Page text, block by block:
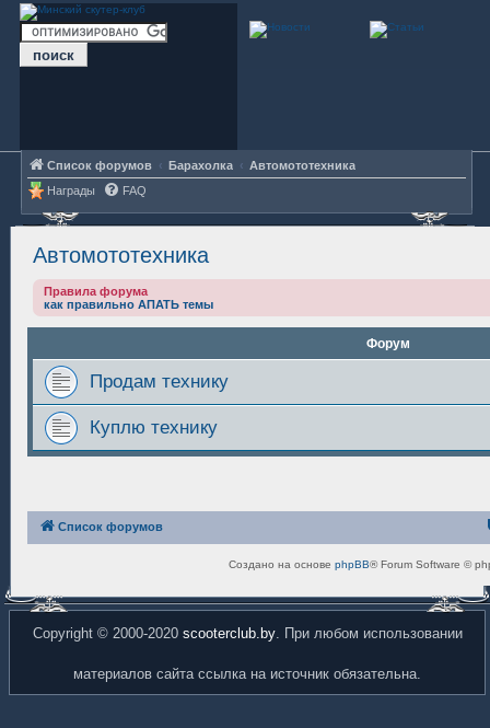
Список форумов Барахолка
Автомототехника
Награды
FAQ
Автомототехника
Правила форума
как правильно АПАТЬ темы
Форум
Продам технику
Куплю технику
Список форумов
Создано на основе phpBB® Forum Software ©
Copyright © 2000-2020 scooterclub.by. При любом использовании
материалов сайта ссылка на источник обязательна.